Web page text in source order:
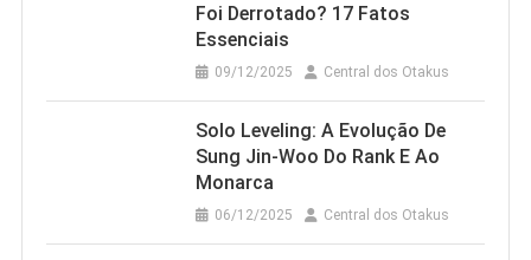
Foi Derrotado? 17 Fatos
Essenciais
09/12/2025 Central dos Otakus
Solo Leveling: A Evolução De
Sung Jin-Woo Do Rank E Ao
Monarca
06/12/2025 Central dos Otakus